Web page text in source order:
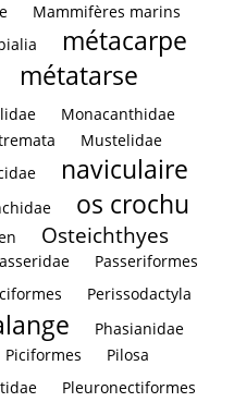
Mammifères marins
métacarpe
métatarse
Monacanthidae
Mustelidae
naviculaire
os crochu
Osteichthyes
Passeriformes
Perissodactyla
Phasianidae
Piciformes Pilosa
Pleuronectiformes